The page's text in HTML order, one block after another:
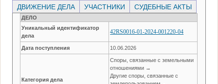
ДВИЖЕНИЕ ДЕЛА УЧАСТНИКИ СУДЕБНЫЕ АКТЫ
ДЕЛО
Уникальный идентификатор
дела
42RS0016-01-2024-001220-04
Дата поступления 10.06.2026
Категория дела
Споры, связанные с земельными
отношениями →
Другие споры, связанные с